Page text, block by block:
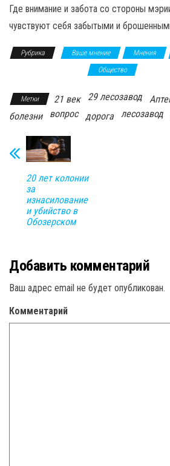
Где внимание и забота со стороны
чувствуют себя забытыми и
Рубрика Ваше мнение Мнения
Общество
Метки 21 век 29 лесозавод
болезни
вопрос дорога лесозавод
20 лет колонии
за
изнасилование
и убийство в
Обозерском
Добавить комментарий
Ваш адрес email не будет опубликован.
Комментарий